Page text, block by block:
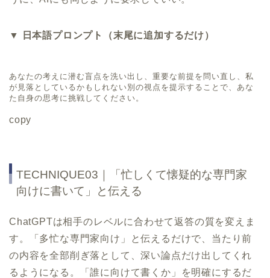
▼ 日本語プロンプト（末尾に追加するだけ）
あなたの考えに潜む盲点を洗い出し、重要な前提を問い直し、私
が見落としているかもしれない別の視点を提示することで、あな
た自身の思考に挑戦してください。
copy
TECHNIQUE03｜「忙しくて懐疑的な専門家
向けに書いて」と伝える
ChatGPTは相手のレベルに合わせて返答の質を変えま
す。「多忙な専門家向け」と伝えるだけで、当たり前
の内容を全部削ぎ落として、深い論点だけ出してくれ
るようになる。「誰に向けて書くか」を明確にするだ